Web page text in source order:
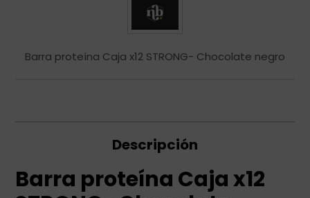
Barra proteína Caja x12 STRONG- Chocolate negro
Descripción
Barra proteína Caja x12